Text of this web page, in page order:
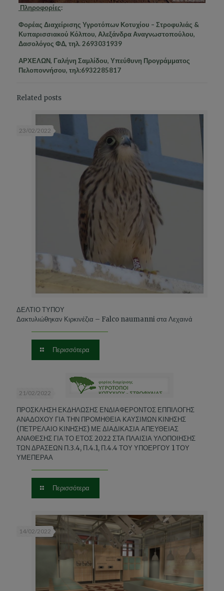
Πληροφορίες:
Φορέας Διαχείρισης Υγροτόπων Κοτυχίου – Στροφυλιάς &
Κυπαρισσιακού Κόλπου, Αλεξάνδρα Αναγνωστοπούλου,
Δασολόγος ΦΔ, τηλ. 2693031939
ΑΡΧΕΛΩΝ, Γαλήνη Σαμλίδου, Υπεύθυνη Προγράμματος
Πελοποννήσου, τηλ:6932285817
Related posts
23/02/2022
ΔΕΛΤΙΟ ΤΥΠΟΥ
Δακτυλιώθηκαν Κιρκινέζια – Falco naumanni στα Λεχαινά
Περισσότερα
21/02/2022
ΠΡΟΣΚΛΗΣΗ ΕΚΔΗΛΩΣΗΣ ΕΝΔΙΑΦΕΡΟΝΤΟΣ ΕΠΠΙΛΟΓΗΣ
ΑΝΑΔΟΧΟΥ ΓΙΑ ΤΗΝ ΠΡΟΜΗΘΕΙΑ ΚΑΥΣΙΜΩΝ ΚΙΝΗΣΗΣ
(ΠΕΤΡΕΛΑΙΟ ΚΙΝΗΣΗΣ) ΜΕ ΔΙΑΔΙΚΑΣΙΑ ΑΠΕΥΘΕΙΑΣ
ΑΝΑΘΕΣΗΣ ΓΙΑ ΤΟ ΕΤΟΣ 2022 ΣΤΑ ΠΛΑΙΣΙΑ ΥΛΟΠΟΙΗΣΗΣ
ΤΩΝ ΔΡΑΣΕΩΝ Π.3.4, Π.4.1, Π.4.4 ΤΟΥ ΥΠΟΕΡΓΟΥ 1 ΤΟΥ
ΥΜΕΠΕΡΑΑ
Περισσότερα
14/02/2022